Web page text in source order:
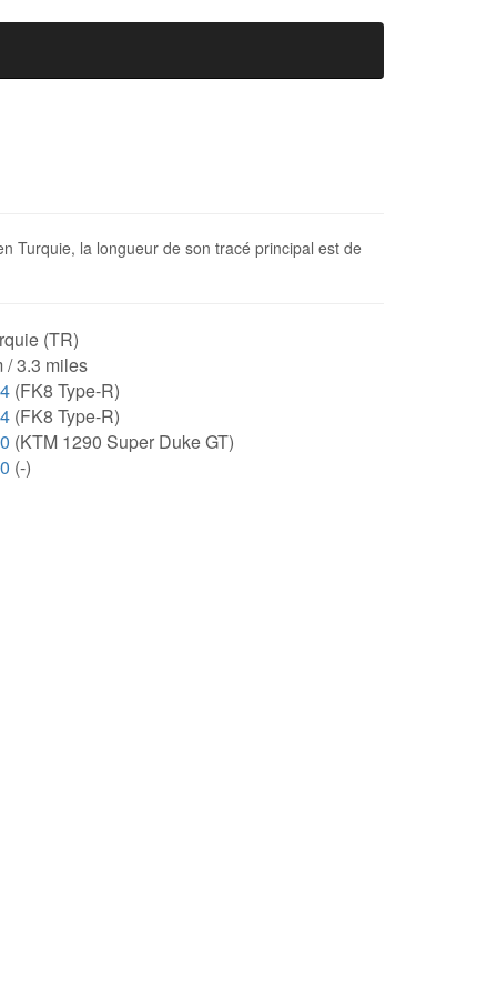
Turquie, la longueur de son tracé principal est de
(TR)
/ 3.3 miles
(FK8 Type-R)
(FK8 Type-R)
(KTM 1290 Super Duke GT)
(-)